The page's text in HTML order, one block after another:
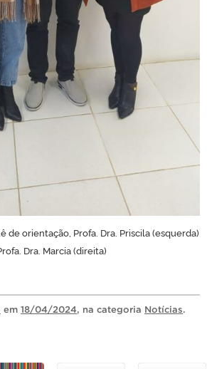
de orientação, Profa. Dra. Priscila (esquerda)
Dra. Marcia (direita)
em 18/04/2024, na categoria Notícias.